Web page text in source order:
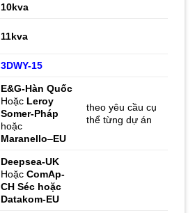
10kva
11kva
3DWY-15
E&G-Hàn Quốc
Hoặc Leroy
Somer-Pháp
hoặc
Maranello–EU
theo yêu cầu cụ
thể từng dự án
Deepsea-UK
HoặcComAp-
CH Séc hoặc
Datakom-EU